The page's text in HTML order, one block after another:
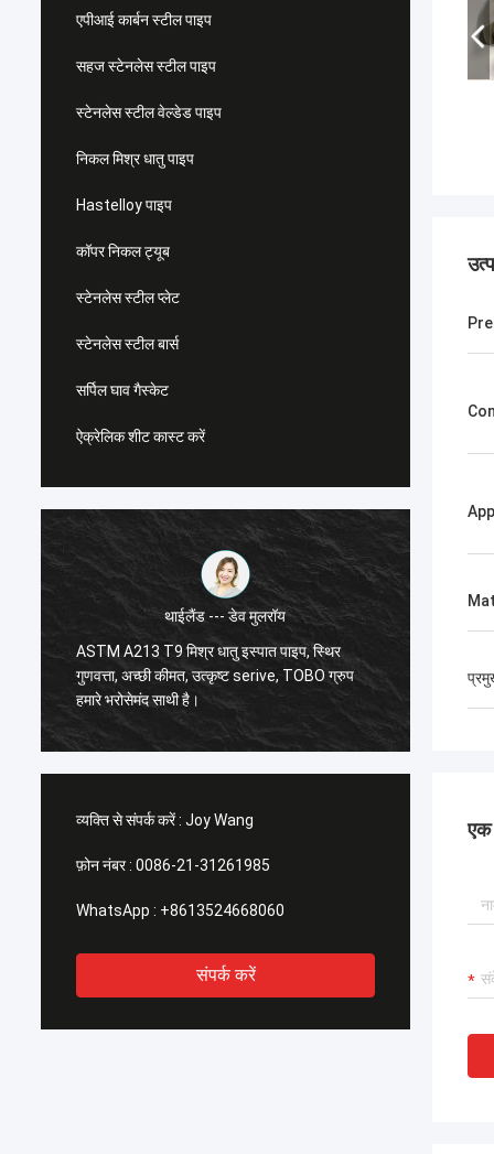
एपीआई कार्बन स्टील पाइप
सहज स्टेनलेस स्टील पाइप
स्टेनलेस स्टील वेल्डेड पाइप
निकल मिश्र धातु पाइप
Hastelloy पाइप
कॉपर निकल ट्यूब
स्टेनलेस स्टील प्लेट
स्टेनलेस स्टील बार्स
सर्पिल घाव गैस्केट
ऐक्रेलिक शीट कास्ट करें
थाईलैंड --- डेव मुलरॉय
ASTM A213 T9 मिश्र धातु इस्पात पाइप, स्थिर
गुणवत्ता, अच्छी कीमत, उत्कृष्ट serive, TOBO ग्रुप
हमारे भरोसेमंद साथी है।
अच्छी
व्यक्ति से संपर्क करें : Joy Wang
फ़ोन नंबर : 0086-21-31261985
WhatsApp : +8613524668060
संपर्क करें
एक